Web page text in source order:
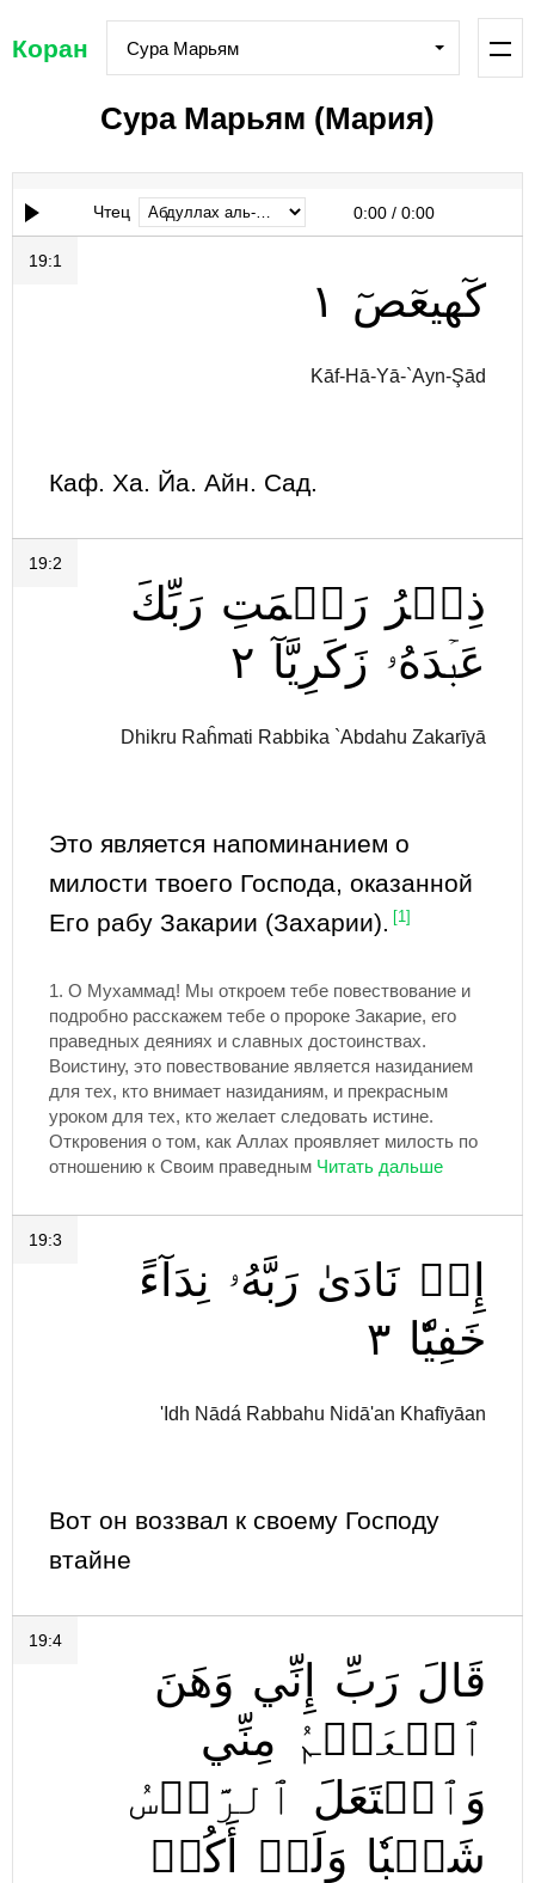
Коран Сура Марьям
Сура Марьям (Мария)
Чтец 0:00 / 0:00
19:1
كٓهيعٓصٓ ١
Kāf-Hā-Yā-`Ayn-Şād
Каф. Ха. Йа. Айн. Сад.
19:2
ذِكۡرُ رَحۡمَتِ رَبِّكَ
عَبۡدَهُۥ زَكَرِيَّآ ٢
Dhikru Raĥmati Rabbika `Abdahu Zakarīyā
Это является напоминанием о
милости твоего Господа, оказанной
Его рабу Закарии (Захарии).
[1]
1. О Мухаммад! Мы откроем тебе повествование и
подробно расскажем тебе о пророке Закарие, его
праведных деяниях и славных достоинствах.
Воистину, это повествование является назиданием
для тех, кто внимает назиданиям, и прекрасным
уроком для тех, кто желает следовать истине.
Откровения о том, как Аллах проявляет милость по
отношению к Своим праведным
19:3
إِذۡ نَادَىٰ رَبَّهُۥ نِدَآءً
خَفِيّٗا ٣
'Idh Nādá Rabbahu Nidā'an Khafīyāan
Вот он воззвал к своему Господу
втайне
19:4
قَالَ رَبِّ إِنِّي وَهَنَ
ٱلۡعَظۡمُ مِنِّي
وَٱشۡتَعَلَ ٱلرَّأۡسُ
شَيۡبٗا وَلَمۡ
أَكُنۢ